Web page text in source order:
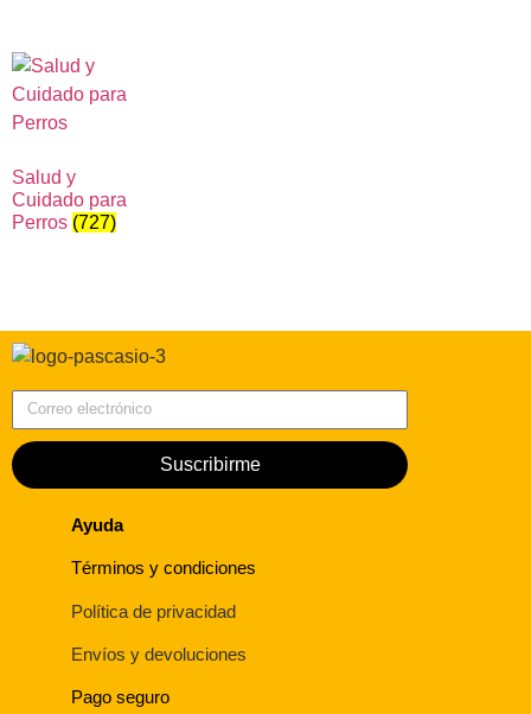
Salud y
Cuidado para
Perros (727)
Suscribirme
Ayuda
Términos y condiciones
Política de privacidad
Envíos y devoluciones
Pago seguro